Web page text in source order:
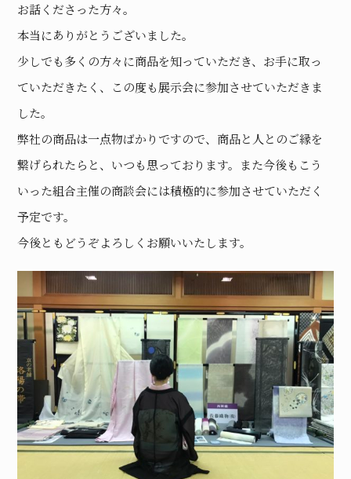
お話くださった方々。
本当にありがとうございました。
少しでも多くの方々に商品を知っていただき、お手に取っ
ていただきたく、この度も展示会に参加させていただきま
した。
弊社の商品は一点物ばかりですので、商品と人とのご縁を
繋げられたらと、いつも思っております。また今後もこう
いった組合主催の商談会には積極的に参加させていただく
予定です。
今後ともどうぞよろしくお願いいたします。